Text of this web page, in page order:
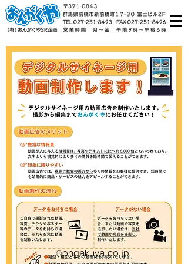
©ongakuya.co.jp